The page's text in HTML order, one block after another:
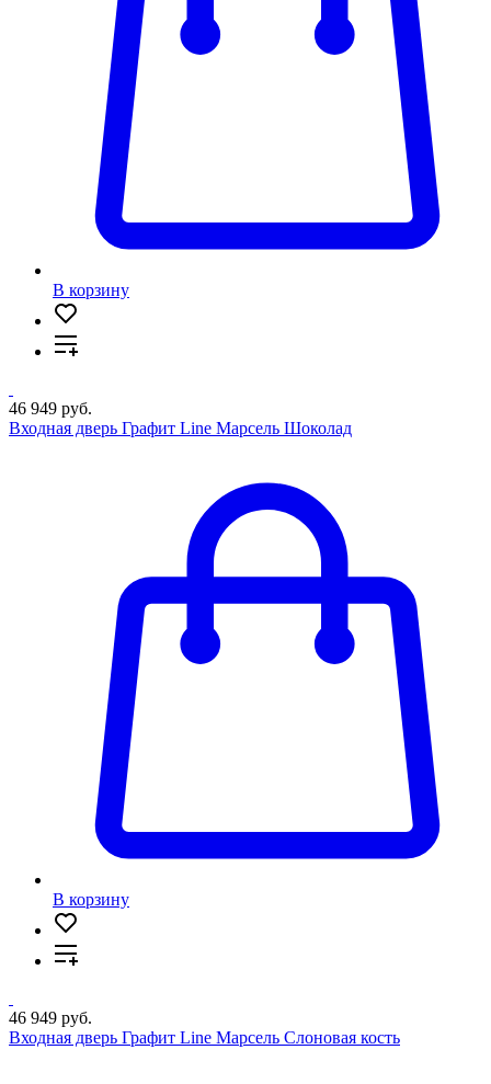
В корзину
46 949 руб.
Входная дверь Графит Line Марсель Шоколад
В корзину
46 949 руб.
Входная дверь Графит Line Марсель Слоновая кость